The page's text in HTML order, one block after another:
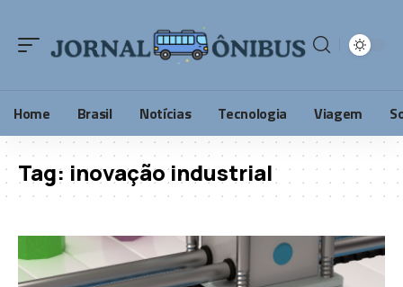
Home Brasil Notícias Tecnologia Viagem
Tag: inovação industrial